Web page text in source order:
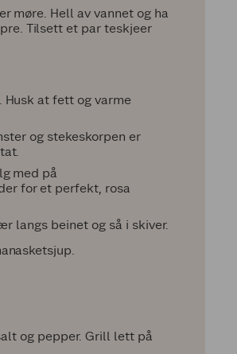
møre. Hell av vannet og ha
Tilsett et par teskjeer
at fett og varme
og stekeskorpen er
med på
for et perfekt, rosa
langs beinet og så i skiver.
og pepper. Grill lett på